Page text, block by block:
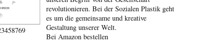
revolutionieren. Bei der Sozialen Plastik geht
es um die gemeinsame und kreative
Gestaltung unserer Welt.
Bei Amazon bestellen